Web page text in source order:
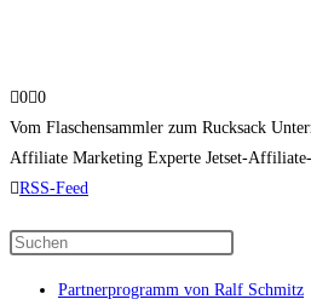
Anklicken
für
Daumen
nach
0 Anklicken
für
Daumen
nach
0
Vom Flaschensammler zum Rucksack
Affiliate Marketing Experte Jetset-
RSS-Feed
Partnerprogramm von Ralf Schmitz